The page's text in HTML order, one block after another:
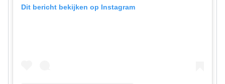
Dit bericht bekijken op Instagram